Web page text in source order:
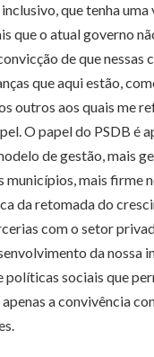
que tenha uma
que o atual governo
de que nessas
que aqui estão,
outros aos quais me
O papel do PSDB é
de gestão, mais
municípios, mais firme
da retomada do
com o setor
da nossa
políticas sociais que
a convivência